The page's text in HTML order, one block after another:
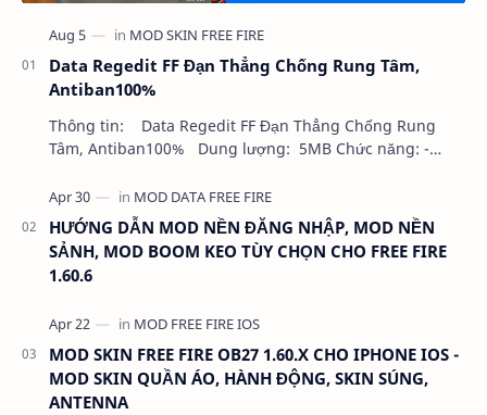
Data Regedit FF Đạn Thẳng Chống Rung Tâm,
Antiban100%
Thông tin: Data Regedit FF Đạn Thẳng Chống Rung
Tâm, Antiban100% Dung lượng: 5MB Chức năng: -
HƯỚNG DẪN MOD NỀN ĐĂNG NHẬP, MOD NỀN
SẢNH, MOD BOOM KEO TÙY CHỌN CHO FREE FIRE
1.60.6
MOD SKIN FREE FIRE OB27 1.60.X CHO IPHONE IOS -
MOD SKIN QUẦN ÁO, HÀNH ĐỘNG, SKIN SÚNG,
ANTENNA